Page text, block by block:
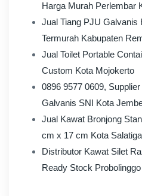
Harga Murah Perlembar
Jual Tiang PJU Galvanis
Termurah Kabupaten
Jual Toilet Portable
Custom Kota Mojokerto
0896 9577 0609,
Galvanis SNI Kota
Jual Kawat Bronjong
cm x 17 cm Kota Salatiga
Distributor Kawat Silet
Ready Stock Probolinggo